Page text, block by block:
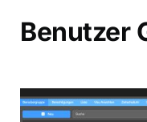
Benutzer